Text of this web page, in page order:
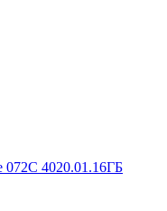
4020.01.16ГБ